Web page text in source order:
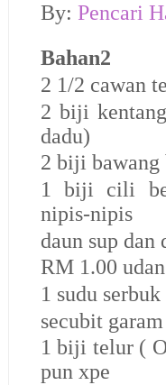
By: Pencari
Bahan2
2 1/2 cawan
2 biji
dadu)
2 biji bawang
1 biji cili
nipis-nipis
daun sup dan
RM 1.00
1 sudu
secubit garam
1 biji telur (
pun xpe